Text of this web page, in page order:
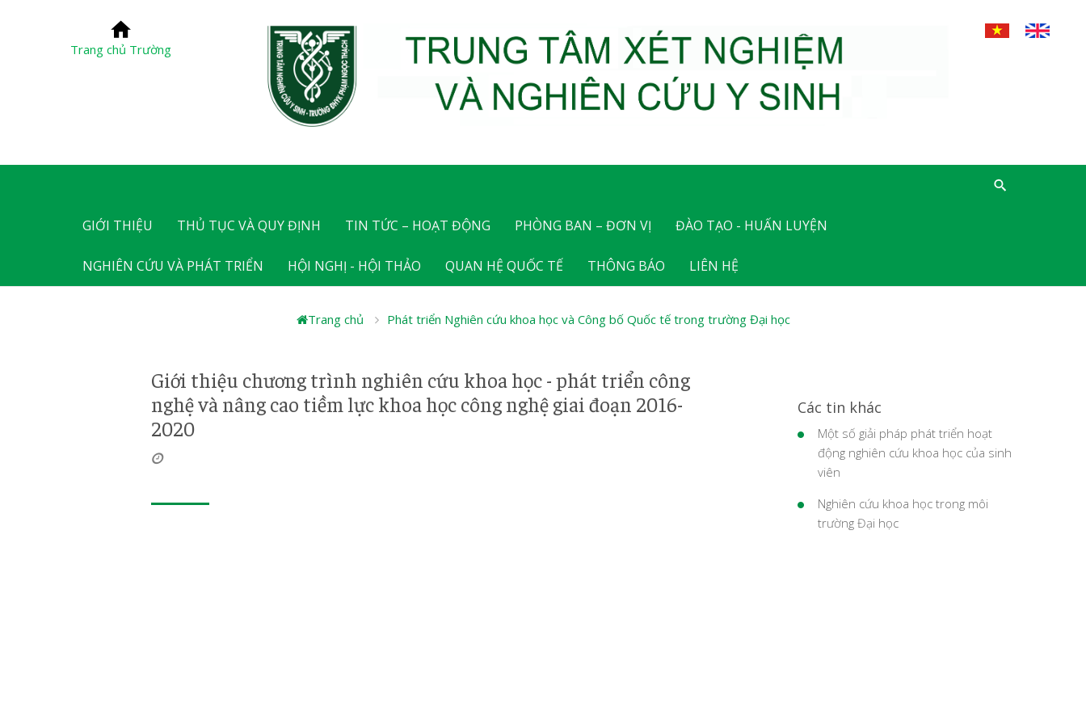
Trang chủ Trường
GIỚI THIỆU THỦ TỤC VÀ QUY ĐỊNH TIN TỨC – HOẠT ĐỘNG PHÒNG BAN – ĐƠN VỊ ĐÀO TẠO - HUẤN LUYỆN
NGHIÊN CỨU VÀ PHÁT TRIỂN HỘI NGHỊ - HỘI THẢO QUAN HỆ QUỐC TẾ THÔNG BÁO LIÊN HỆ
Trang chủ Phát triển Nghiên cứu khoa học và Công bố Quốc tế trong trường Đại học
Giới thiệu chương trình nghiên cứu khoa học - phát triển công
nghệ và nâng cao tiềm lực khoa học công nghệ giai đoạn 2016-
2020
Các tin khác
Một số giải pháp phát triển hoạt
động nghiên cứu khoa học của sinh
viên
Nghiên cứu khoa học trong môi
trường Đại học